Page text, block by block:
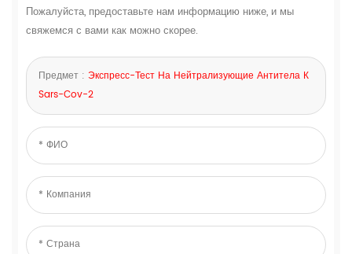
Пожалуйста, предоставьте нам информацию ниже, и мы
свяжемся с вами как можно скорее.
Предмет : Экспресс-Тест На Нейтрализующие Антитела К
Sars-Cov-2